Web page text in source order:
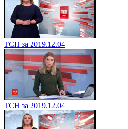
ТСН за 2019.12.04
ТСН за 2019.12.04